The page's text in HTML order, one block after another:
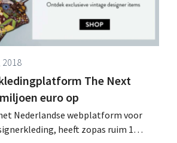
2018
The Next
euro op
Nederlandse webplatform voor
heeft zopas ruim 1